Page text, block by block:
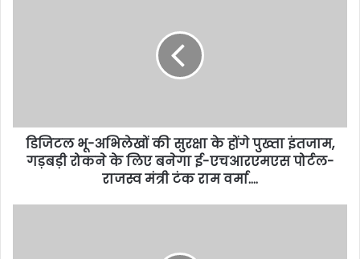
डिजिटल भू-अभिलेखों की सुरक्षा के होंगे पुख्ता इंतजाम,
गड़बड़ी रोकने के लिए बनेगा ई-एचआरएमएस पोर्टल-
राजस्व मंत्री टंक राम वर्मा….